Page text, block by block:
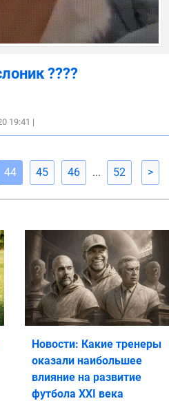
????
19:41 |
44 45 46 ... 52 >
Новости: Какие тренеры
оказали наибольшее
влияние на развитие
футбола XXI века